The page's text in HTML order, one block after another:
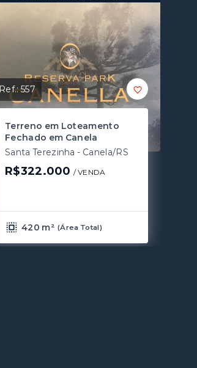
Ref.:557
Terreno em Loteamento
Fechado em Canela
Santa Terezinha - Canela/RS
R$322.000 / VENDA
420 m² (Área Total)